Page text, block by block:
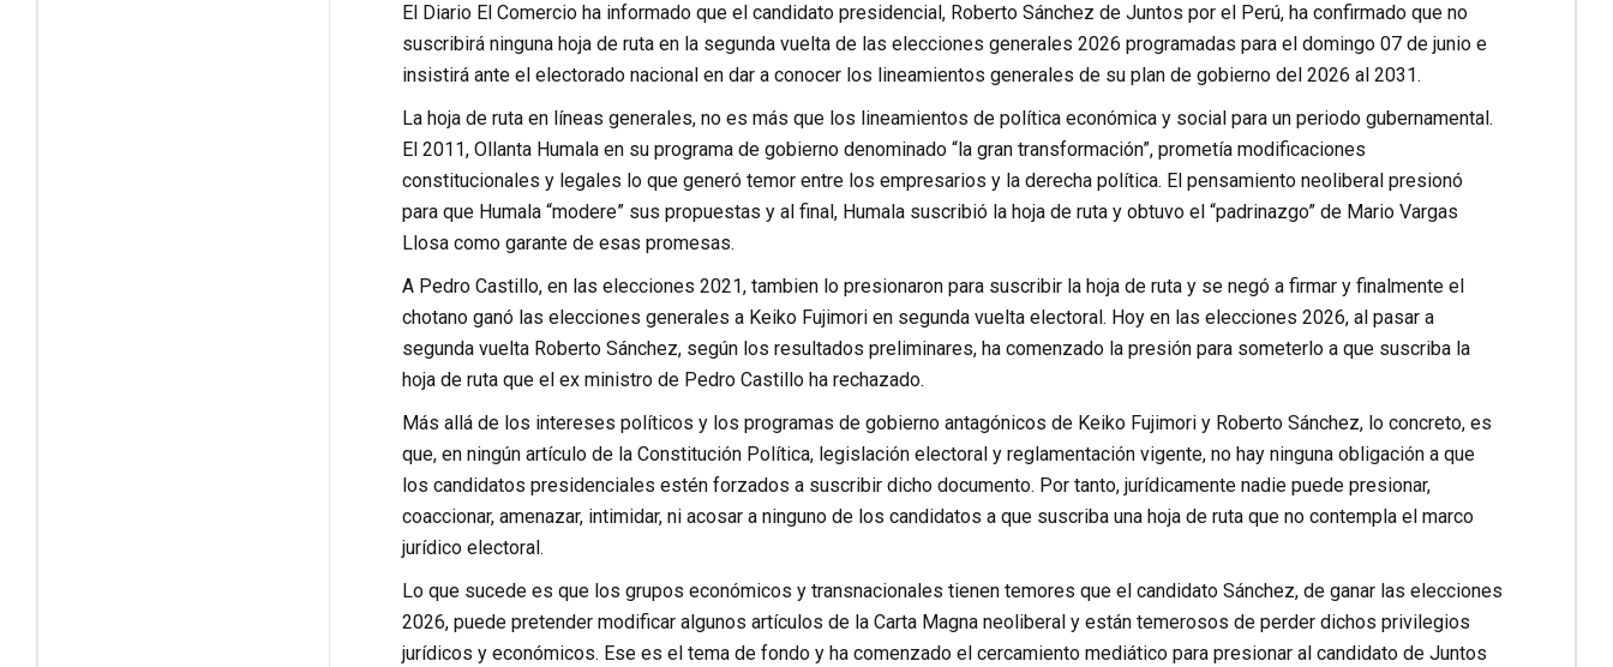
El Diario El Comercio ha informado que el candidato presidencial, Roberto Sánchez de Juntos por el Perú, ha confirmado que no
suscribirá ninguna hoja de ruta en la segunda vuelta de las elecciones generales 2026 programadas para el domingo 07 de junio e
insistirá ante el electorado nacional en dar a conocer los lineamientos generales de su plan de gobierno del 2026 al 2031.
La hoja de ruta en líneas generales, no es más que los lineamientos de política económica y social para un periodo gubernamental.
El 2011, Ollanta Humala en su programa de gobierno denominado “la gran transformación”, prometía modificaciones
constitucionales y legales lo que generó temor entre los empresarios y la derecha política. El pensamiento neoliberal presionó
para que Humala “modere” sus propuestas y al final, Humala suscribió la hoja de ruta y obtuvo el “padrinazgo” de Mario Vargas
Llosa como garante de esas promesas.
A Pedro Castillo, en las elecciones 2021, tambien lo presionaron para suscribir la hoja de ruta y se negó a firmar y finalmente el
chotano ganó las elecciones generales a Keiko Fujimori en segunda vuelta electoral. Hoy en las elecciones 2026, al pasar a
segunda vuelta Roberto Sánchez, según los resultados preliminares, ha comenzado la presión para someterlo a que suscriba la
hoja de ruta que el ex ministro de Pedro Castillo ha rechazado.
Más allá de los intereses políticos y los programas de gobierno antagónicos de Keiko Fujimori y Roberto Sánchez, lo concreto, es
que, en ningún artículo de la Constitución Política, legislación electoral y reglamentación vigente, no hay ninguna obligación a que
los candidatos presidenciales estén forzados a suscribir dicho documento. Por tanto, jurídicamente nadie puede presionar,
coaccionar, amenazar, intimidar, ni acosar a ninguno de los candidatos a que suscriba una hoja de ruta que no contempla el marco
jurídico electoral.
Lo que sucede es que los grupos económicos y transnacionales tienen temores que el candidato Sánchez, de ganar las elecciones
2026, puede pretender modificar algunos artículos de la Carta Magna neoliberal y están temerosos de perder dichos privilegios
jurídicos y económicos. Ese es el tema de fondo y ha comenzado el cercamiento mediático para presionar al candidato de Juntos